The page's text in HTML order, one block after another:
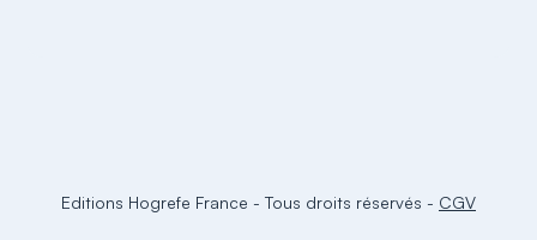
Editions Hogrefe France - Tous droits réservés - CGV